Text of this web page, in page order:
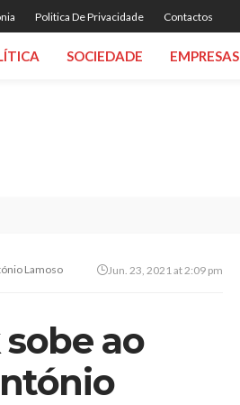
Politica De Privacidade Contactos
SOCIEDADE EMPRESAS
Lamoso Jun. 23, 2021 at 2:09 pm
ao